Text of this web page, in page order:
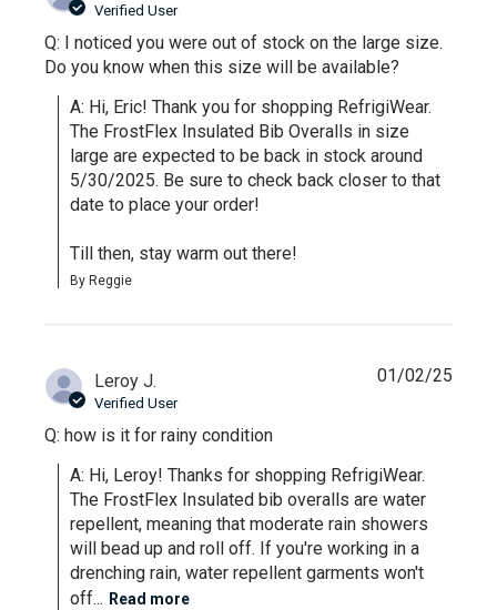
Verified User
Q: I noticed you were out of stock on the large size.
Do you know when this size will be available?
A: Hi, Eric! Thank you for shopping RefrigiWear.
The FrostFlex Insulated Bib Overalls in size
large are expected to be back in stock around
5/30/2025. Be sure to check back closer to that
date to place your order!
Till then, stay warm out there!
By Reggie
Leroy J.
Verified User
Q: how is it for rainy condition
A: Hi, Leroy! Thanks for shopping RefrigiWear.
The FrostFlex Insulated bib overalls are water
repellent, meaning that moderate rain showers
will bead up and roll off. If you're working in a
drenching rain, water repellent garments won't
off... Read more
01/02/25